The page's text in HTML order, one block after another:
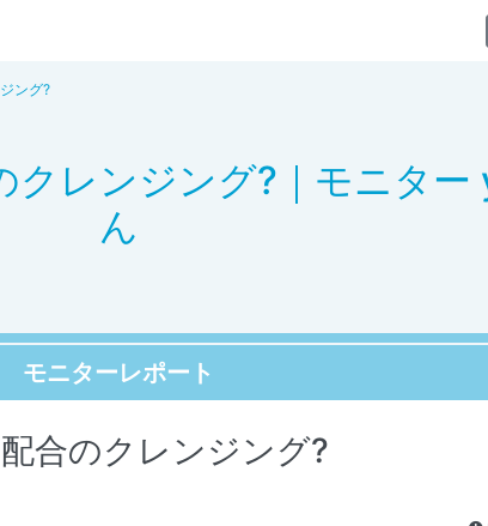
ング?
クレンジング?｜モニター
ん
モニターレポート
合のクレンジング?